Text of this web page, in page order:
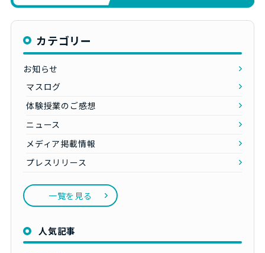
カテゴリー
お知らせ
マスログ
体験授業のご感想
ニュース
メディア掲載情報
プレスリリース
一覧を見る
人気記事